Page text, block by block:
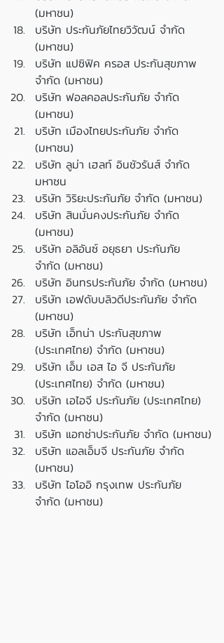
(มหาชน)
บริษัท ประกันภัยไทยวิวัฒน์ จำกัด
(มหาชน)
บริษัท แปซิฟิค ครอส ประกันสุขภาพ
จำกัด (มหาชน)
บริษัท ฟอลคอลประกันภัย จำกัด
(มหาชน)
บริษัท เมืองไทยประกันภัย จำกัด
(มหาชน)
บริษัท ลูม่า เฮลท์ อินชัวรันส์ จำกัด
มหาชน
บริษัท วิริยะประกันภัย จำกัด (มหาชน)
บริษัท สินมั่นคงประกันภัย จำกัด
(มหาชน)
บริษัท อลิอันซ์ อยุธยา ประกันภัย
จำกัด (มหาชน)
บริษัท อินทรประกันภัย จำกัด (มหาชน)
บริษัท เอฟดับบลิวดีประกันภัย จำกัด
(มหาชน)
บริษัท เอ็ทน่า ประกันสุขภาพ
(ประเทศไทย) จำกัด (มหาชน)
บริษัท เอ็ม เอส ไอ จี ประกันภัย
(ประเทศไทย) จำกัด (มหาชน)
บริษัท เอไอจี ประกันภัย (ประเทศไทย)
จำกัด (มหาชน)
บริษัท แอกซ่าประกันภัย จำกัด (มหาชน)
บริษัท แอลเอ็มจี ประกันภัย จำกัด
(มหาชน)
บริษัท ไอโออิ กรุงเทพ ประกันภัย
จำกัด (มหาชน)